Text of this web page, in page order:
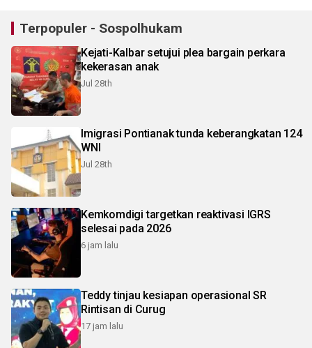
Terpopuler - Sospolhukam
Kejati-Kalbar setujui plea bargain perkara
kekerasan anak
Jul 28th
Imigrasi Pontianak tunda keberangkatan 124
WNI
Jul 28th
Kemkomdigi targetkan reaktivasi IGRS
selesai pada 2026
6 jam lalu
Teddy tinjau kesiapan operasional SR
Rintisan di Curug
17 jam lalu